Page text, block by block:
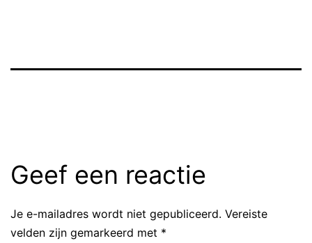
Geef een reactie
Je e-mailadres wordt niet gepubliceerd. Vereiste
velden zijn gemarkeerd met *